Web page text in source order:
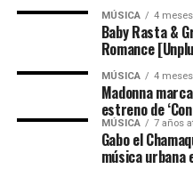
MÚSICA 4
Baby Rasta &
Romance
MÚSICA 4
Madonna
estreno de
MÚSICA 7 años
Gabo el
música urbana